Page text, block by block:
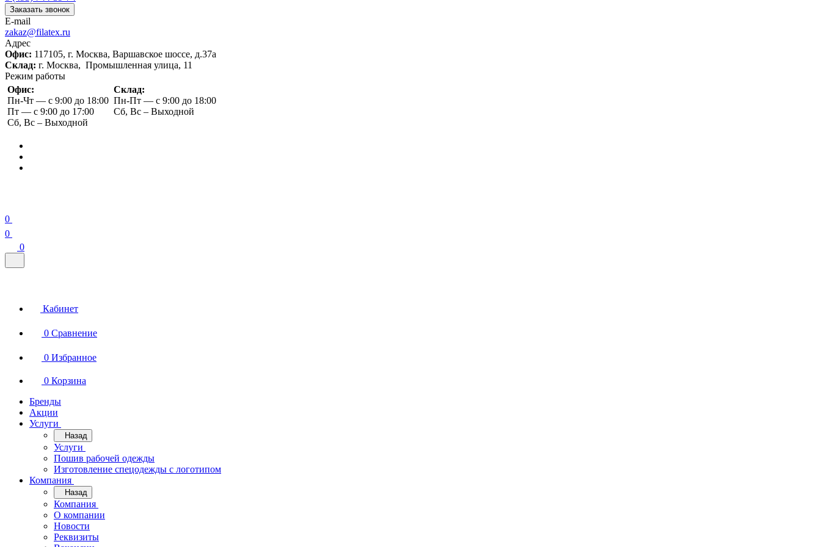
Заказать звонок
E-mail
zakaz@filatex.ru
Адрес
Офис: 117105, г. Москва, Варшавское шоссе, д.37а
Склад: г. Москва, Промышленная улица, 11
Режим работы
Офис:
Пн-Чт — с 9:00 до 18:00
Пт — с 9:00 до 17:00
Сб, Вс – Выходной
Склад:
Пн-Пт — с 9:00 до 18:00
Сб, Вс – Выходной
0
0
0
Кабинет
0 Сравнение
0 Избранное
0 Корзина
Бренды
Акции
Услуги
Назад
Услуги
Пошив рабочей одежды
Изготовление спецодежды с логотипом
Компания
Назад
Компания
О компании
Новости
Реквизиты